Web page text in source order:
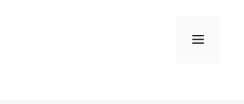
Menu